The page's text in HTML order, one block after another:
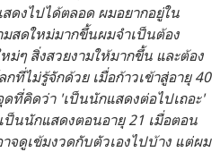
ดงไปได้ตลอด ผมอยากอยู่ใน
สดใหม่มากขึ้นผมจำเป็นต้อง
ม่ๆ สิ่งสวยงามให้มากขึ้น และต้อง
กที่ไม่รู้จักด้วย เมื่อก้าวเข้าสู่อายุ 40
ที่คิดว่า 'เป็นนักแสดงต่อไปเถอะ'
ป็นนักแสดงตอนอายุ 21 เมื่อตอน
จดูเข้มงวดกับตัวเองไปบ้าง แต่ผม